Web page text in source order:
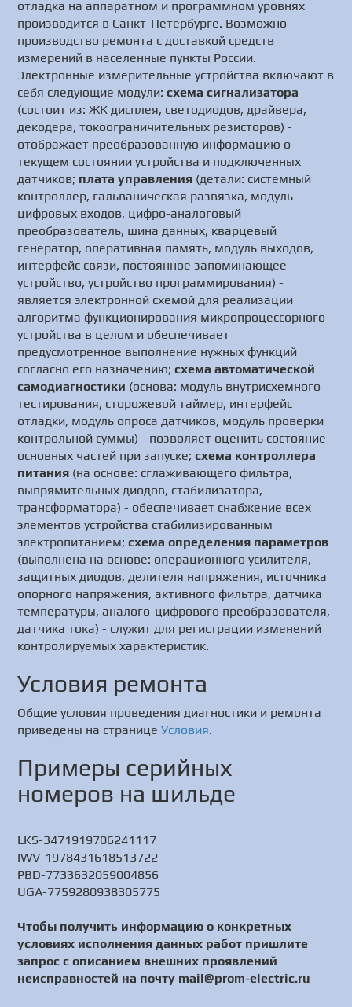
отладка на аппаратном и программном уровнях
производится в Санкт-Петербурге. Возможно
производство ремонта с доставкой средств
измерений в населенные пункты России.
Электронные измерительные устройства включают в
себя следующие модули:схема сигнализатора
(состоит из: ЖК дисплея, светодиодов, драйвера,
декодера, токоограничительных резисторов) -
отображает преобразованную информацию о
текущем состоянии устройства и подключенных
датчиков; плата управления (детали: системный
контроллер, гальваническая развязка, модуль
цифровых входов, цифро-аналоговый
преобразователь, шина данных, кварцевый
генератор, оперативная память, модуль выходов,
интерфейс связи, постоянное запоминающее
устройство, устройство программирования) -
является электронной схемой для реализации
алгоритма функционирования микропроцессорного
устройства в целом и обеспечивает
предусмотренное выполнение нужных функций
согласно его назначению;схема автоматической
самодиагностики (основа: модуль внутрисхемного
тестирования, сторожевой таймер, интерфейс
отладки, модуль опроса датчиков, модуль проверки
контрольной суммы) - позволяет оценить состояние
основных частей при запуске;схема контроллера
питания (на основе: сглаживающего фильтра,
выпрямительных диодов, стабилизатора,
трансформатора) - обеспечивает снабжение всех
элементов устройства стабилизированным
электропитанием;схема определения параметров
(выполнена на основе: операционного усилителя,
защитных диодов, делителя напряжения, источника
опорного напряжения, активного фильтра, датчика
температуры, аналого-цифрового преобразователя,
датчика тока) - служит для регистрации изменений
контролируемых характеристик.
Условия ремонта
Общие условия проведения диагностики и ремонта
приведены на страницеУсловия.
Примеры серийных
номеров на шильде
LKS-3471919706241117
IWV-1978431618513722
PBD-7733632059004856
UGA-7759280938305775
Чтобы получить информацию о конкретных
условиях исполнения данных работ пришлите
запрос с описанием внешних проявлений
неисправностей на почту mail@prom-electric.ru